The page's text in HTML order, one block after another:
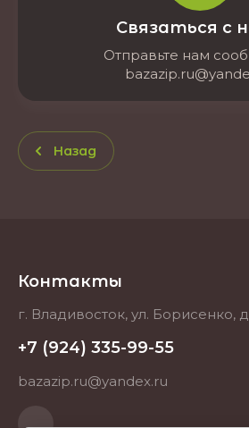
Связаться с
Отправьте нам
Назад
Контакты
г. Владивосток, ул. Борисенко,
+7 (924) 335-99-55
bazazip.ru@yandex.ru